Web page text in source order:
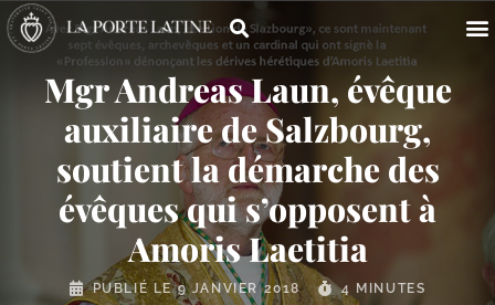
Mgr Andreas Laun, évêque
auxiliaire de Salzbourg,
soutient la démarche des
évêques qui s’opposent à
Amoris Laetitia
PUBLIÉ LE9 JANVIER 2018 4 MINUTES